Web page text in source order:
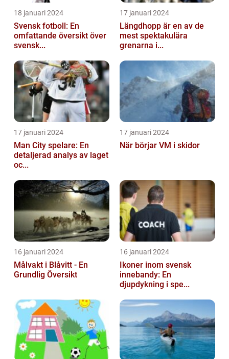
18 januari 2024
Svensk fotboll: En
omfattande översikt över
svensk...
17 januari 2024
Längdhopp är en av de
mest spektakulära
grenarna i...
17 januari 2024
Man City spelare: En
detaljerad analys av laget
oc...
17 januari 2024
När börjar VM i skidor
16 januari 2024
Målvakt i Blåvitt - En
Grundlig Översikt
16 januari 2024
Ikoner inom svensk
innebandy: En
djupdykning i spe...